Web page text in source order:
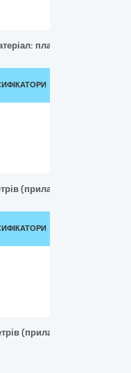
плазма, сироватка,
(прилади:
(прилади: